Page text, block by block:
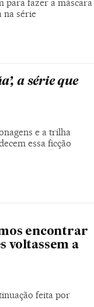
para fazer a máscara
na série
a série que
e a trilha
essa ficção
encontrar
voltassem a
feita por